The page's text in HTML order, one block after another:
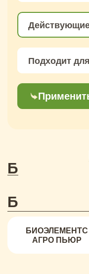
Подходит
Б
Б
БИОЭЛЕМЕНТС
АГРО ПЬЮР